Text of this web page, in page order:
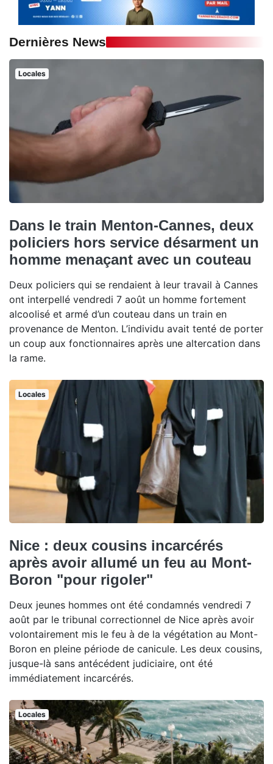
Dernières News
Locales
Dans le train Menton-Cannes, deux
policiers hors service désarment un
homme menaçant avec un couteau
Deux policiers qui se rendaient à leur travail à Cannes
ont interpellé vendredi 7 août un homme fortement
alcoolisé et armé d’un couteau dans un train en
provenance de Menton. L’individu avait tenté de porter
un coup aux fonctionnaires après une altercation dans
la rame.
Locales
Nice : deux cousins incarcérés
après avoir allumé un feu au Mont-
Boron "pour rigoler"
Deux jeunes hommes ont été condamnés vendredi 7
août par le tribunal correctionnel de Nice après avoir
volontairement mis le feu à de la végétation au Mont-
Boron en pleine période de canicule. Les deux cousins,
jusque-là sans antécédent judiciaire, ont été
immédiatement incarcérés.
Locales